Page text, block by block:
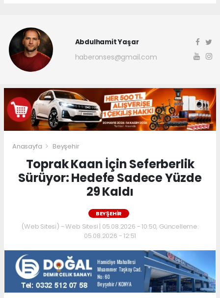
Abdulhamit Yaşar
haberonses@gmail.com
Anasayfa Beyşehir
Toprak Kaan İçin Seferberlik
Sürüyor: Hedefe Sadece Yüzde
29 Kaldı
BEYŞEHIR
(Web Sitesi) - Web Sitesi | 05.08.2026 - 10:50, Güncelleme:
05.08.2026 - 12:51